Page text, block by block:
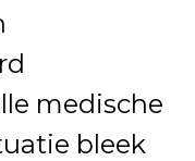
medische
bleek